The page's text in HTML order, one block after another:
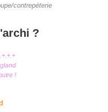
contrepéterie
?
!